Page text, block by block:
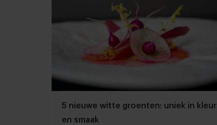
5 nieuwe witte groenten: uniek in kleur
en smaak